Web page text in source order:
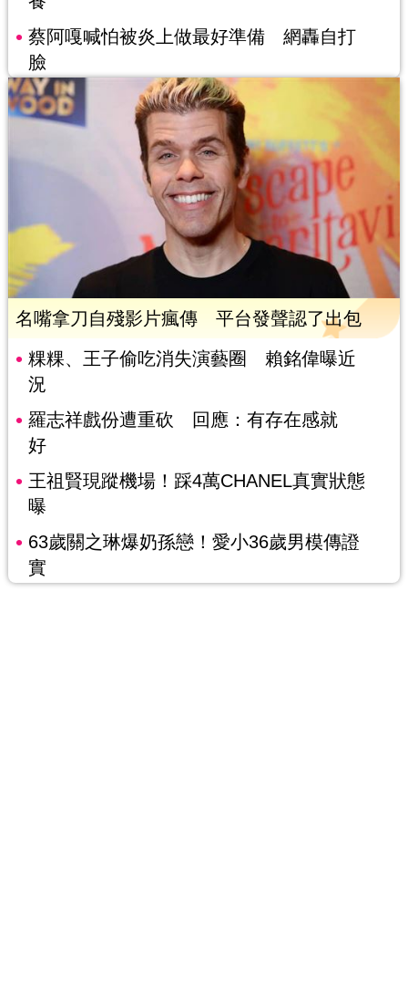
蔡阿嘎喊怕被炎上做最好準備 網轟自打
臉
名嘴拿刀自殘影片瘋傳 平台發聲認了出包
粿粿、王子偷吃消失演藝圈 賴銘偉曝近
況
羅志祥戲份遭重砍 回應：有存在感就
好
王祖賢現蹤機場！踩4萬CHANEL真實狀態
曝
63歲關之琳爆奶孫戀！愛小36歲男模傳證
實